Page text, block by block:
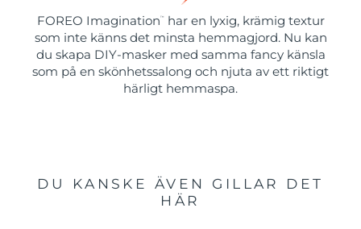
FOREO Imagination ™
har en lyxig, krämig textur
som inte känns det minsta hemmagjord. Nu kan
du skapa DIY-masker med samma fancy känsla
som på en skönhetssalong och njuta av ett riktigt
härligt hemmaspa.
DU KANSKE ÄVEN GILLAR DET
HÄR